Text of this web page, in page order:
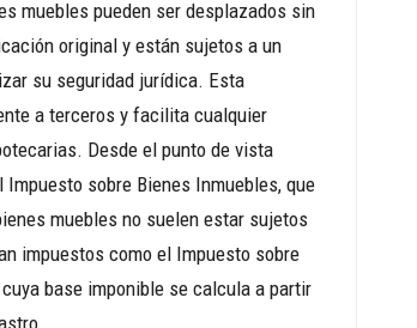
muebles pueden ser desplazados sin
original y están sujetos a un
su seguridad jurídica. Esta
a terceros y facilita cualquier
Desde el punto de vista
sobre Bienes Inmuebles, que
muebles no suelen estar sujetos
impuestos como el Impuesto sobre
base imponible se calcula a partir